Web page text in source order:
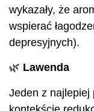
wykazały, że
wspierać
depresyjnych).
🌿 Lawenda
Jeden z najlepiej